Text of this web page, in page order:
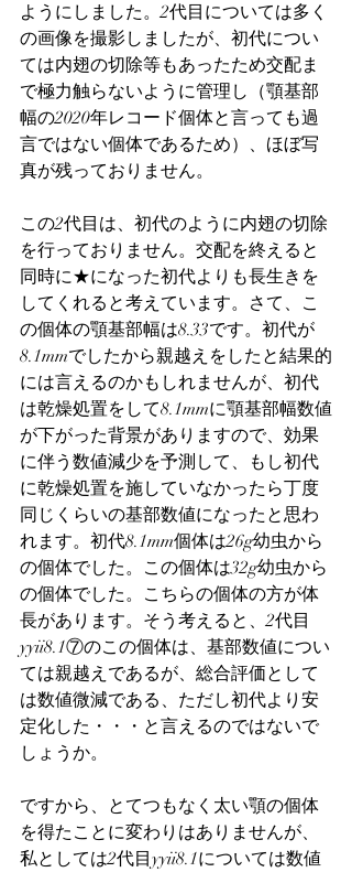
ようにしました。2代目については多く
の画像を撮影しましたが、初代につい
ては内翅の切除等もあったため交配ま
で極力触らないように管理し（顎基部
幅の2020年レコード個体と言っても過
言ではない個体であるため）、ほぼ写
真が残っておりません。
この2代目は、初代のように内翅の切除
を行っておりません。交配を終えると
同時に★になった初代よりも長生きを
してくれると考えています。さて、こ
の個体の顎基部幅は8.33です。初代が
8.1mmでしたから親越えをしたと結果的
には言えるのかもしれませんが、初代
は乾燥処置をして8.1mmに顎基部幅数値
が下がった背景がありますので、効果
に伴う数値減少を予測して、もし初代
に乾燥処置を施していなかったら丁度
同じくらいの基部数値になったと思わ
れます。初代8.1mm個体は26g幼虫から
の個体でした。この個体は32g幼虫から
の個体でした。こちらの個体の方が体
長があります。そう考えると、2代目
yyii8.1⑦のこの個体は、基部数値につい
ては親越えであるが、総合評価として
は数値微減である、ただし初代より安
定化した・・・と言えるのではないで
しょうか。
ですから、とてつもなく太い顎の個体
を得たことに変わりはありませんが、
私としては2代目yyii8.1については数値